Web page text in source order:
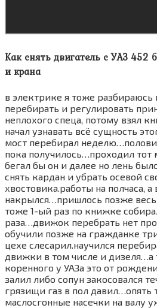
Как снять двигатель с УАЗ 452
и крана
в электрике я тоже
перебирать и регулировать
неплохого спеца, потому взял
начал узнавать всё сущность
мост перебирал
пока получилось…проходил тот
бегал бы он и далее но лень
снять кардан и убрать осевой
хвостовика.работы на полчаса,
накрылся…пришлось позже
тоже 1-ый раз по книжке
раза…движок перебрать нет
обучили позже на гражданке
цехе слесарил.научился
движки в том числе и дизеля…а
коренного у УАЗа это от
залил либо сопун закосовался
грязищи газ в пол давил…опять
маслосгонные насечки на валу